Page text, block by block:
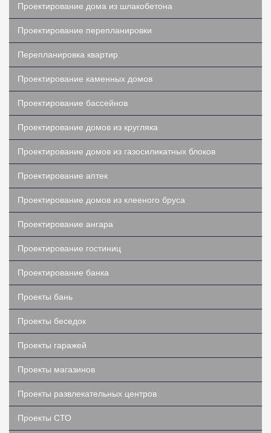
Проектирование дома из шлакобетона
Проектирование перепланировки
Перепланировка квартир
Проектирование каменных домов
Проектирование бассейнов
Проектирование домов из кругляка
Проектирование домов из газосиликатных блоков
Проектирование аптек
Проектирование домов из клееного бруса
Проектирование ангара
Проектирование гостиниц
Проектирование банка
Проекты бань
Проекты беседок
Проекты гаражей
Проекты магазинов
Проекты развлекательных центров
Проекты СТО